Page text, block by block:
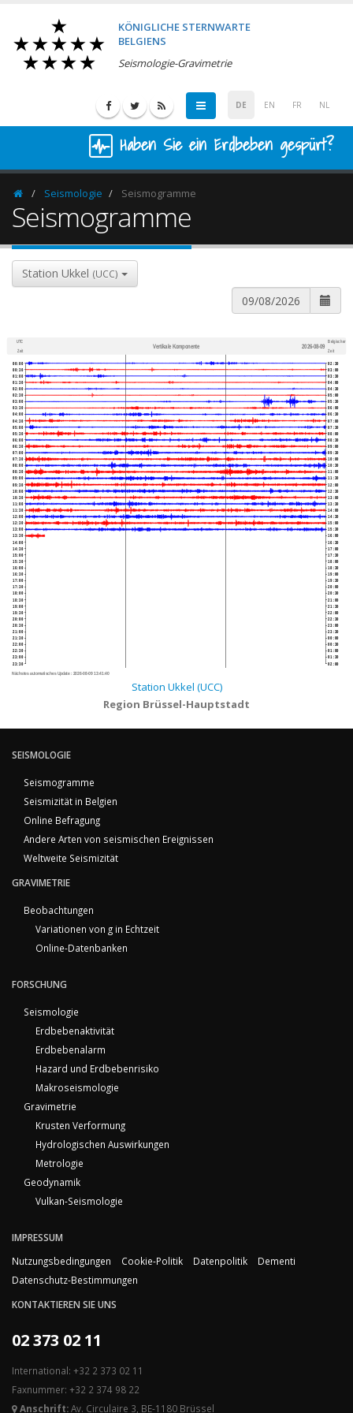
KÖNIGLICHE STERNWARTE
BELGIENS
Seismologie-Gravimetrie
DE EN FR NL
Haben Sie ein Erdbeben gespürt?
HomepageSeismologie Seismogramme
Seismogramme
Station Ukkel (UCC)
UTC
Zeit
Vertikale Komponente 2026-08-09
Belgischer
Zeit
00:00
00:30
01:00
01:30
02:00
02:30
03:00
03:30
04:00
04:30
05:00
05:30
06:00
06:30
07:00
07:30
08:00
08:30
09:00
09:30
10:00
10:30
11:00
11:30
12:00
12:30
13:00
13:30
14:00
14:30
15:00
15:30
16:00
16:30
17:00
17:30
18:00
18:30
19:00
19:30
20:00
20:30
21:00
21:30
22:00
22:30
23:00
23:30
02:30
03:00
03:30
04:00
04:30
05:00
05:30
06:00
06:30
07:00
07:30
08:00
08:30
09:00
09:30
10:00
10:30
11:00
11:30
12:00
12:30
13:00
13:30
14:00
14:30
15:00
15:30
16:00
16:30
17:00
17:30
18:00
18:30
19:00
19:30
20:00
20:30
21:00
21:30
22:00
22:30
23:00
23:30
00:00
00:30
01:00
01:30
02:00
Nächstes automatisches Update : 2026-08-09 13:41:40
Station Ukkel (UCC)
Region Brüssel-Hauptstadt
SEISMOLOGIE
Seismogramme
Seismizität in Belgien
Online Befragung
Andere Arten von seismischen Ereignissen
Weltweite Seismizität
GRAVIMETRIE
Beobachtungen
Variationen von g in Echtzeit
Online-Datenbanken
FORSCHUNG
Seismologie
Erdbebenaktivität
Erdbebenalarm
Hazard und Erdbebenrisiko
Makroseismologie
Gravimetrie
Krusten Verformung
Hydrologischen Auswirkungen
Metrologie
Geodynamik
Vulkan-Seismologie
IMPRESSUM
Nutzungsbedingungen
Cookie-Politik Datenpolitik
Dementi
Datenschutz-Bestimmungen
KONTAKTIEREN SIE UNS
02 373 02 11
International: +32 2 373 02 11
Faxnummer: +32 2 374 98 22
Anschrift:Av. Circulaire 3, BE-1180 Brüssel